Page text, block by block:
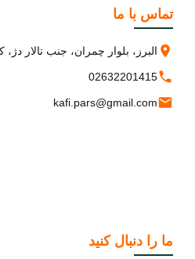
تماس با ما
البرز، بلوار چمران، جنب تالار دژ،
02632201415
kafi.pars@gmail.com
ما را دنبال کنید